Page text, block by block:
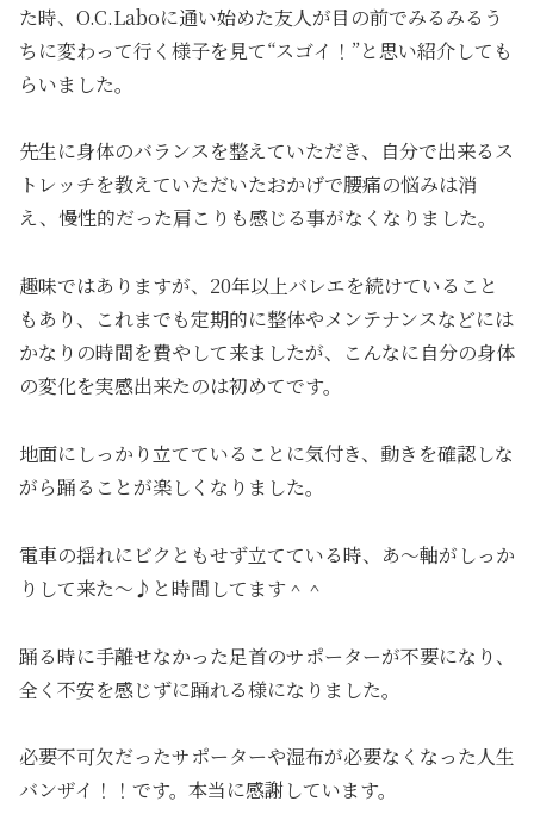
た時、O.C.Laboに通い始めた友人が目の前でみるみるう
ちに変わって行く様子を見て“スゴイ！”と思い紹介しても
らいました。
先生に身体のバランスを整えていただき、自分で出来るス
トレッチを教えていただいたおかげで腰痛の悩みは消
え、慢性的だった肩こりも感じる事がなくなりました。
趣味ではありますが、20年以上バレエを続けていること
もあり、これまでも定期的に整体やメンテナンスなどには
かなりの時間を費やして来ましたが、こんなに自分の身体
の変化を実感出来たのは初めてです。
地面にしっかり立てていることに気付き、動きを確認しな
がら踊ることが楽しくなりました。
電車の揺れにビクともせず立てている時、あ～軸がしっか
りして来た～♪と時間してます＾＾
踊る時に手離せなかった足首のサポーターが不要になり、
全く不安を感じずに踊れる様になりました。
必要不可欠だったサポーターや湿布が必要なくなった人生
バンザイ！！です。本当に感謝しています。